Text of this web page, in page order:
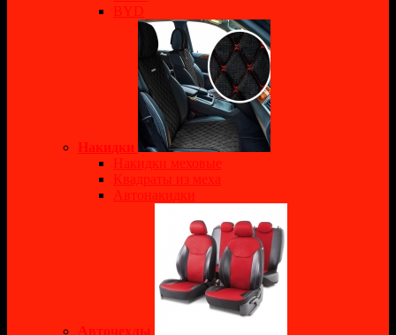
BYD
Накидки
Накидки меховые
Квадраты из меха
Автонакидки
Авточехлы